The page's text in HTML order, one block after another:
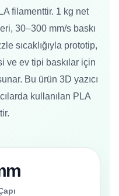
filamenttir. 1 kg net
30–300 mm/s baskı
sıcaklığıyla prototip,
ve ev tipi baskılar için
Bu ürün 3D yazıcı
kullanılan PLA